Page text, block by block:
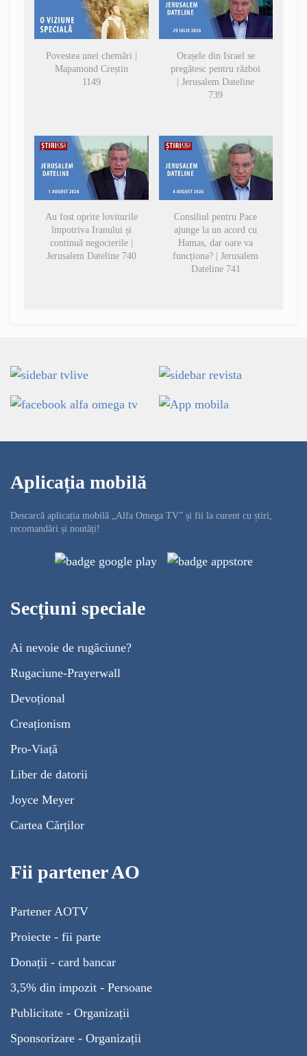
Povestea unei chemări |
Mapamond Creștin
1149
Orașele din Israel se
pregătesc pentru război
| Jerusalem Dateline
739
Au fost oprite loviturile
împotriva Iranului și
continuă negocierile |
Jerusalem Dateline 740
Consiliul pentru Pace
ajunge la un acord cu
Hamas, dar oare va
funcționa? | Jerusalem
Dateline 741
Aplicația mobilă
Descarcă aplicația mobilă „Alfa Omega TV” și fii la curent cu știri,
recomandări și noutăți!
Secțiuni speciale
Ai nevoie de rugăciune?
Rugaciune-Prayerwall
Devoțional
Creaționism
Pro-Viață
Liber de datorii
Joyce Meyer
Cartea Cărților
Fii partener AO
Partener AOTV
Proiecte - fii parte
Donații - card bancar
3,5% din impozit - Persoane
Publicitate - Organizații
Sponsorizare - Organizații